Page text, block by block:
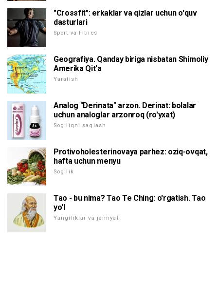
"Crossfit": erkaklar va qizlar uchun o'quv
dasturlari
Sport va Fitnes
Geografiya. Qanday biriga nisbatan Shimoliy
Amerika Qit'a
Yaratish
Analog "Derinata" arzon. Derinat: bolalar
uchun analoglar arzonroq (ro'yxat)
Sog'liqni saqlash
Protivoholesterinovaya parhez: oziq-ovqat,
hafta uchun menyu
Sog'lik
Tao - bu nima? Tao Te Ching: o'rgatish. Tao
yo'l
Yangiliklar va jamiyat